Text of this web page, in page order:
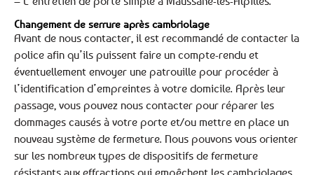
Changement de serrure après cambriolage
Avant de nous contacter, il est recommandé de contacter la
police afin qu’ils puissent faire un compte-rendu et
éventuellement envoyer une patrouille pour procéder à
l’identification d’empreintes à votre domicile. Après leur
passage, vous pouvez nous contacter pour réparer les
dommages causés à votre porte et/ou mettre en place un
nouveau système de fermeture. Nous pouvons vous orienter
sur les nombreux types de dispositifs de fermeture